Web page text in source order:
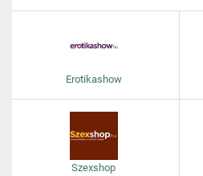
Erotikashow
Szexshop